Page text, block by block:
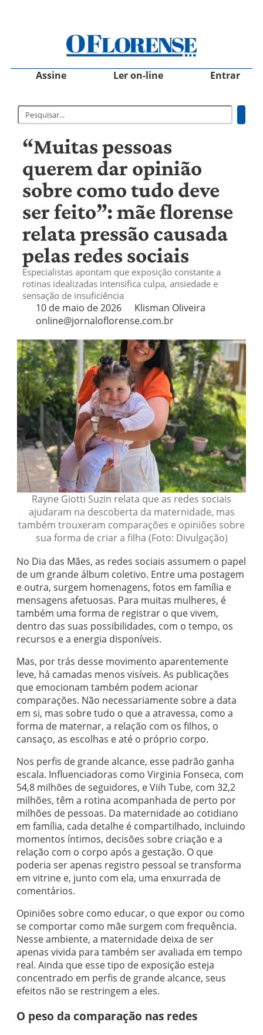
Assine Ler on-line Entrar
“Muitas pessoas
querem dar opinião
sobre como tudo deve
ser feito”: mãe florense
relata pressão causada
pelas redes sociais
Especialistas apontam que exposição constante a
rotinas idealizadas intensifica culpa, ansiedade e
sensação de insuficiência
10 de maio de 2026
Klisman Oliveira
online@jornaloflorense.com.br
Rayne Giotti Suzin relata que as redes sociais
ajudaram na descoberta da maternidade, mas
também trouxeram comparações e opiniões sobre
sua forma de criar a filha (Foto: Divulgação)
No Dia das Mães, as redes sociais assumem o papel
de um grande álbum coletivo. Entre uma postagem
e outra, surgem homenagens, fotos em família e
mensagens afetuosas. Para muitas mulheres, é
também uma forma de registrar o que vivem,
dentro das suas possibilidades, com o tempo, os
recursos e a energia disponíveis.
Mas, por trás desse movimento aparentemente
leve, há camadas menos visíveis. As publicações
que emocionam também podem acionar
comparações. Não necessariamente sobre a data
em si, mas sobre tudo o que a atravessa, como a
forma de maternar, a relação com os filhos, o
cansaço, as escolhas e até o próprio corpo.
Nos perfis de grande alcance, esse padrão ganha
escala. Influenciadoras como Virginia Fonseca, com
54,8 milhões de seguidores, e Viih Tube, com 32,2
milhões, têm a rotina acompanhada de perto por
milhões de pessoas. Da maternidade ao cotidiano
em família, cada detalhe é compartilhado, incluindo
momentos íntimos, decisões sobre criação e a
relação com o corpo após a gestação. O que
poderia ser apenas registro pessoal se transforma
em vitrine e, junto com ela, uma enxurrada de
comentários.
Opiniões sobre como educar, o que expor ou como
se comportar como mãe surgem com frequência.
Nesse ambiente, a maternidade deixa de ser
apenas vivida para também ser avaliada em tempo
real. Ainda que esse tipo de exposição esteja
concentrado em perfis de grande alcance, seus
efeitos não se restringem a eles.
O peso da comparação nas redes